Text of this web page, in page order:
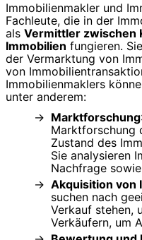
Immobilienmakler und
Fachleute, die in der
als Vermittler zwischen
Immobilien fungieren.
der Vermarktung von
von
Immobilienmaklers
unter anderem:
Marktforschung
Marktforschung
Zustand des
Sie analysieren
Nachfrage
Akquisition von
suchen nach
Verkauf stehen,
Verkäufern, um